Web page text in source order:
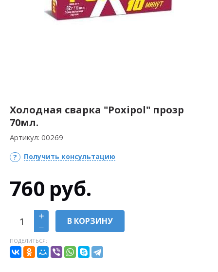
Холодная сварка "Poxipol" прозр
70мл.
Артикул: 00269
Получить консультацию
760 руб.
В КОРЗИНУ
ПОДЕЛИТЬСЯ: